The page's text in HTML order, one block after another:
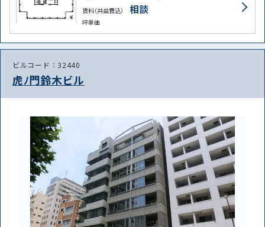
賃料（共益費込） 相談
坪単価
ビルコード：32440
虎ﾉ門鈴木ビル